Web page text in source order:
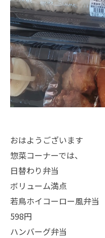
おはようございます
惣菜コーナーでは、
日替わり弁当
ボリューム満点
若鳥ホイコーロー風弁当
598円
ハンバーグ弁当